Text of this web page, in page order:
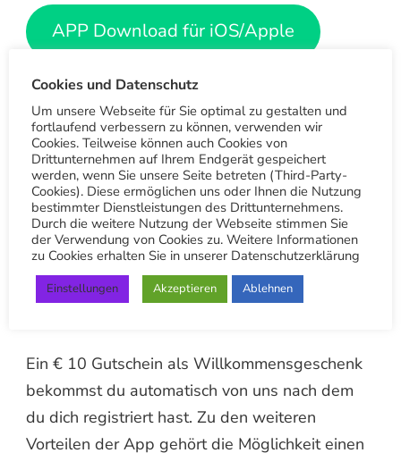
APP Download für iOS/Apple
App Download für Android
LIVE-PWA Nutzen ohne App-
Installation
Die App bietet nicht nur die Bestellmöglichkeit
für unseren Wäschetaxi Service. Als
registrierter Nutzer bekommst du automatisch
Zugang zu den besten Angeboten,
Ein € 10 Gutschein als Willkommensgeschenk
bekommst du automatisch von uns nach dem
du dich registriert hast. Zu den weiteren
Vorteilen der App gehört die Möglichkeit einen
Cookies und Datenschutz
Um unsere Webseite für Sie optimal zu gestalten und
fortlaufend verbessern zu können, verwenden wir
Cookies. Teilweise können auch Cookies von
Drittunternehmen auf Ihrem Endgerät gespeichert
werden, wenn Sie unsere Seite betreten (Third-Party-
Cookies). Diese ermöglichen uns oder Ihnen die Nutzung
bestimmter Dienstleistungen des Drittunternehmens.
Durch die weitere Nutzung der Webseite stimmen Sie
der Verwendung von Cookies zu. Weitere Informationen
zu Cookies erhalten Sie in unserer Datenschutzerklärung
Einstellungen Akzeptieren Ablehnen